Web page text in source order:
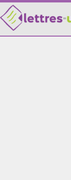
X